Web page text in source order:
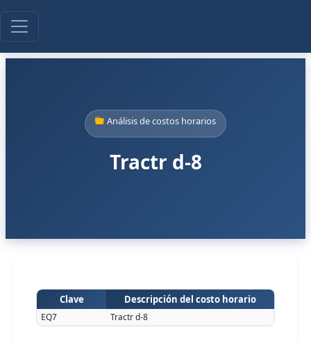
Análisis de costos horarios
Tractr d-8
Clave Descripción del costo horario
EQ7 Tractr d-8